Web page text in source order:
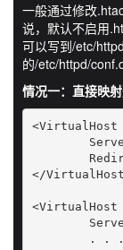
一般通过修改
说，默认不启用
可以写到/etc/
的/etc/httpd/
情况一：直接映
<VirtualHost
</
<VirtualHost